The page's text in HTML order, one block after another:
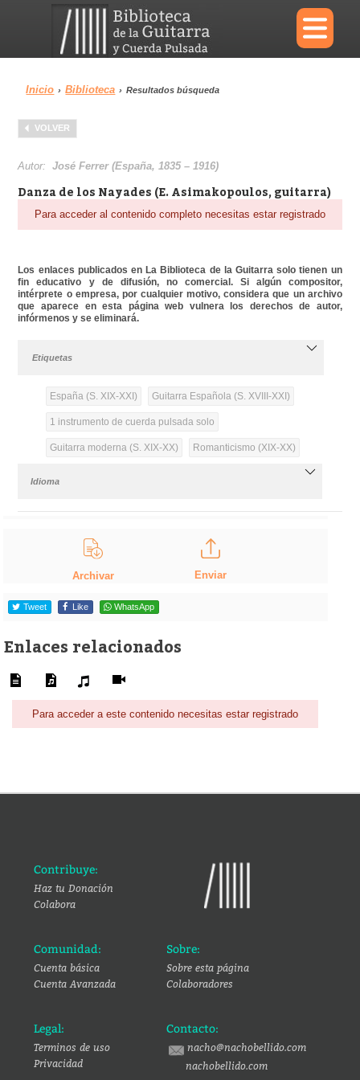
×
Menu
Biblioteca
Inicio › Biblioteca › Resultados búsqueda
VOLVER
Autor:José Ferrer (España, 1835 – 1916)
Danza de los Nayades (E. Asimakopoulos, guitarra)
Para acceder al contenido completo necesitas estar registrado
Los enlaces publicados en La Biblioteca de la Guitarra solo tienen un
fin educativo y de difusión, no comercial. Si algún compositor,
intérprete o empresa, por cualquier motivo, considera que un archivo
que aparece en esta página web vulnera los derechos de autor,
infórmenos y se eliminará.
Etiquetas
España (S. XIX-XXI) Guitarra Española (S. XVIII-XXI)
1 instrumento de cuerda pulsada solo
Guitarra moderna (S. XIX-XX) Romanticismo (XIX-XX)
Idioma
Archivar Enviar
Tweet Like WhatsApp
Enlaces relacionados
Para acceder a este contenido necesitas estar registrado
Contribuye:
Haz tu Donación
Colabora
Comunidad:
Cuenta básica
Cuenta Avanzada
Sobre:
Sobre esta página
Colaboradores
Legal:
Terminos de uso
Privacidad
Contacto:
nacho@nachobellido.com
nachobellido.com